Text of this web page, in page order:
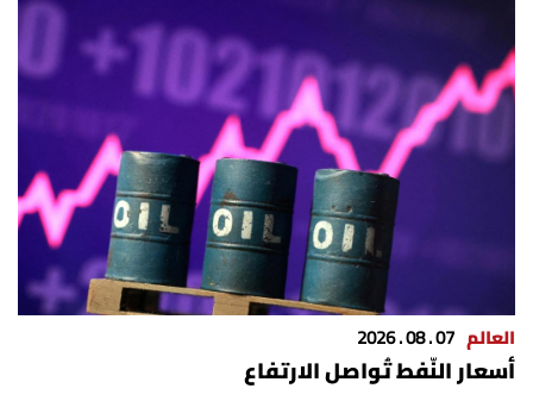
ثقافة وفنون
فصل من كتاب
كاميرا
سجالات
العالم 07 . 08 . 2026
أسعار النّفط تُواصل الارتفاع